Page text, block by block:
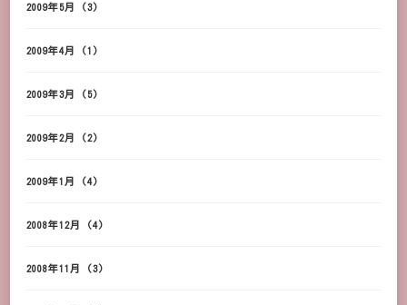
2009年5月 (3)
2009年4月 (1)
2009年3月 (5)
2009年2月 (2)
2009年1月 (4)
2008年12月 (4)
2008年11月 (3)